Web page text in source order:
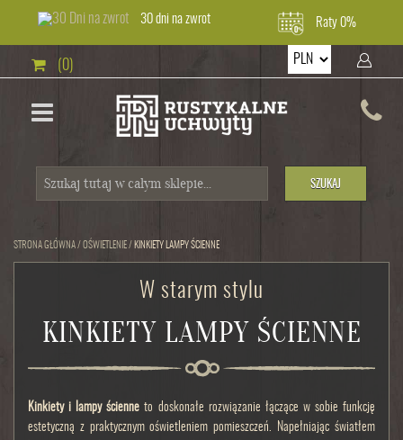
30 dni na zwrot Raty 0%
(0)
SZUKAJ
STRONA GŁÓWNA/ OŚWIETLENIE/ KINKIETY LAMPY ŚCIENNE
W starym stylu
KINKIETY LAMPY ŚCIENNE
Kinkiety i lampy ścienne to doskonałe rozwiązanie łączące w sobie funkcję
estetyczną z praktycznym oświetleniem pomieszczeń. Napełniając światłem